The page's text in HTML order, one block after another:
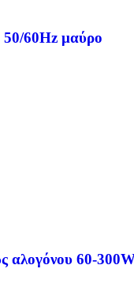
60Hz μαύρο
αλογόνου 60-